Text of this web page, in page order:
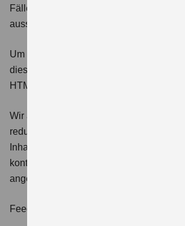
Fällen nicht vollständig möglich, die
ausschließlich in barrierefreier Textform
Um die Zugänglichkeit dennoch
diese Inhalte zusätzlich in barrierefreier
HTML-Text oder Bildbeschreibung)
Wir arbeiten kontinuierlich daran, solche
reduzieren und danken für Ihr
Inhalte stoßen, die für Sie nicht
kontaktieren Sie uns gern über die im
angegebenen Kontaktmöglichkeiten.
Feedback und Kontakt